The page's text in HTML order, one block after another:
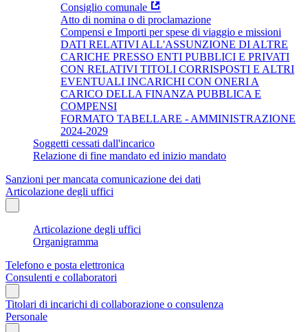
Consiglio comunale
Atto di nomina o di proclamazione
Compensi e Importi per spese di viaggio e missioni
DATI RELATIVI ALL'ASSUNZIONE DI ALTRE
CARICHE PRESSO ENTI PUBBLICI E PRIVATI
CON RELATIVI TITOLI CORRISPOSTI E ALTRI
EVENTUALI INCARICHI CON ONERI A
CARICO DELLA FINANZA PUBBLICA E
COMPENSI
FORMATO TABELLARE - AMMINISTRAZIONE
2024-2029
Soggetti cessati dall'incarico
Relazione di fine mandato ed inizio mandato
Sanzioni per mancata comunicazione dei dati
Articolazione degli uffici
Articolazione degli uffici
Organigramma
Telefono e posta elettronica
Consulenti e collaboratori
Titolari di incarichi di collaborazione o consulenza
Personale